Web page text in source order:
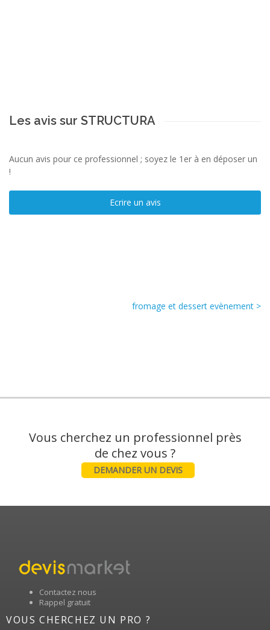
Les avis sur STRUCTURA
Aucun avis pour ce professionnel ; soyez le 1er à en déposer un
!
Ecrire un avis
fromage et dessert evènement >
Vous cherchez un professionnel près
DEMANDER UN DEVIS
Contactez nous
Rappel gratuit
VOUS CHERCHEZ UN PRO ?